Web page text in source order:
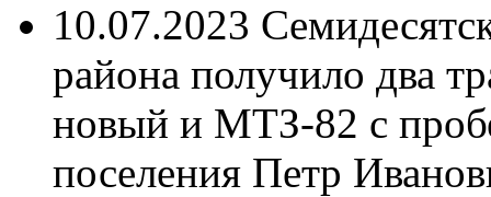
10.07.2023
района получило два
новый и МТЗ-82 с
поселения Петр